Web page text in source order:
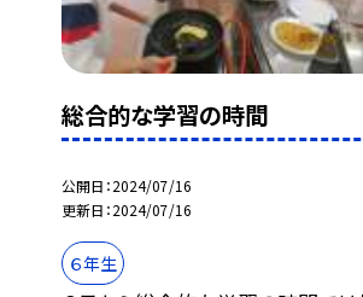
総合的な学習の時間
公開日 2024/07/16
更新日 2024/07/16
６年生